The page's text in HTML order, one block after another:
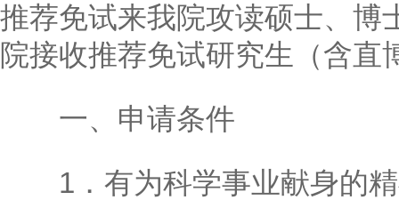
推荐免试来我院攻读硕士、博
院接收推荐免试研究生（含直
一、申请条件
1．有为科学事业献身的精